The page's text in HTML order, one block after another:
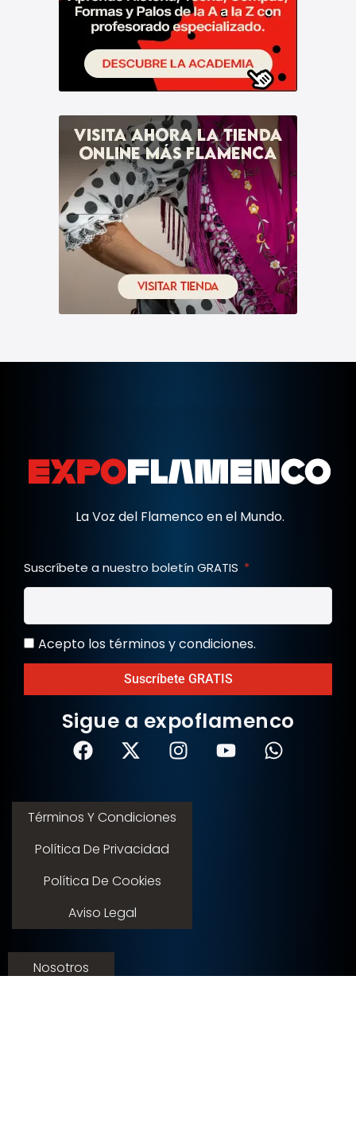
La Voz del Flamenco en el Mundo.
Suscríbete a nuestro boletín GRATIS
Acepto los términos y condiciones.
Suscríbete GRATIS
Sigue a expoflamenco
Términos Y Condiciones
Política De Privacidad
Política De Cookies
Aviso Legal
Nosotros